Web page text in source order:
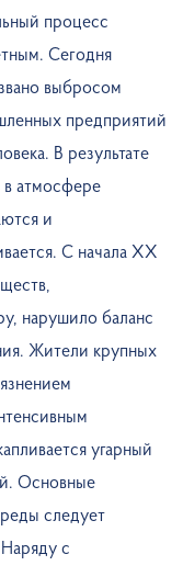
процесс
Сегодня
выбросом
предприятий
В результате
в атмосфере
и
С начала XX
нарушило баланс
Жители крупных
угарный
Основные
следует
с